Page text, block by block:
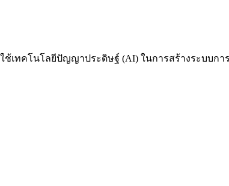
เทคโนโลยีปัญญาประดิษฐ์ (AI) ในการสร้างระบบกา